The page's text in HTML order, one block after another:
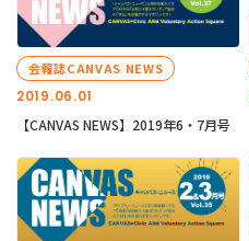
2019.06.01
会報誌CANVAS NEWS
【CANVAS NEWS】2019年6・7月号